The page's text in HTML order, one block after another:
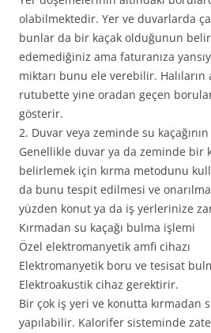
olabilmektedir. Yer ve duvarlarda
bunlar da bir kaçak olduğunun
edemediğiniz ama faturanıza
miktarı bunu ele verebilir. Halıların
rutubette yine oradan geçen
gösterir.
2. Duvar veya zeminde su
Genellikle duvar ya da zeminde bir
belirlemek için kırma metodunu
da bunu tespit edilmesi ve
yüzden konut ya da iş yerlerinize
Kırmadan su kaçağı bulma işlemi
Özel elektromanyetik amfi cihazı
Elektromanyetik boru ve tesisat
Elektroakustik cihaz gerektirir.
Bir çok iş yeri ve konutta kırmadan
yapılabilir. Kalorifer sisteminde